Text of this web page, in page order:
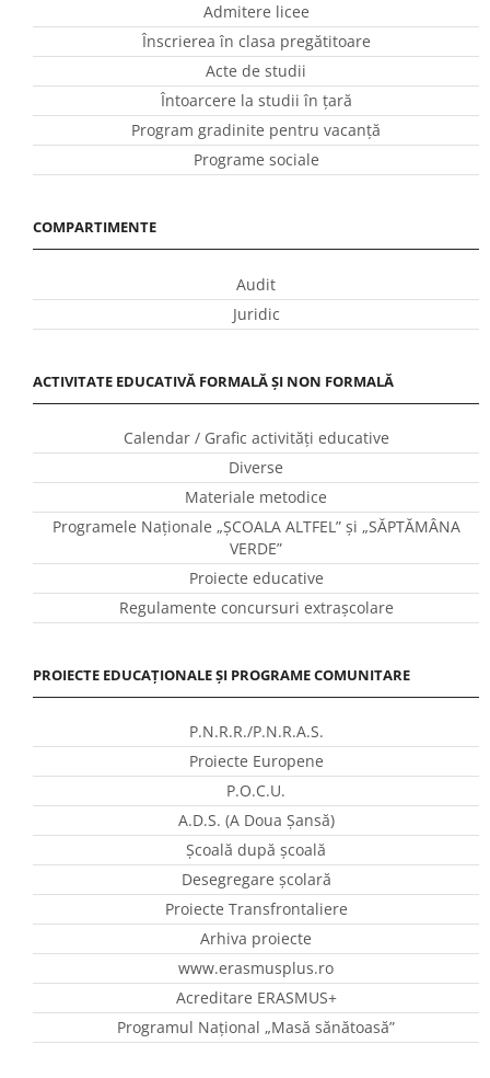
Admitere licee
Înscrierea în clasa pregătitoare
Acte de studii
Întoarcere la studii în ţară
Program gradinite pentru vacanţă
Programe sociale
COMPARTIMENTE
Audit
Juridic
ACTIVITATE EDUCATIVĂ FORMALĂ ȘI NON FORMALĂ
Calendar / Grafic activităţi educative
Diverse
Materiale metodice
Programele Naţionale „ŞCOALA ALTFEL” și „SĂPTĂMÂNA
VERDE”
Proiecte educative
Regulamente concursuri extraşcolare
PROIECTE EDUCAȚIONALE ȘI PROGRAME COMUNITARE
P.N.R.R./P.N.R.A.S.
Proiecte Europene
P.O.C.U.
A.D.S. (A Doua Șansă)
Școală după școală
Desegregare școlară
Proiecte Transfrontaliere
Arhiva proiecte
www.erasmusplus.ro
Acreditare ERASMUS+
Programul Național „Masă sănătoasă”